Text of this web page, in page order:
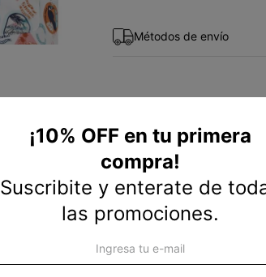
Métodos de envío
¡10% OFF en tu primera
compra!
Suscribite y enterate de
las promociones.